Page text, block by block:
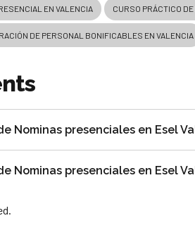
EN VALENCIA CURSO PRÁCTICO
DE PERSONAL BONIFICABLES EN VALENCIA
Nominas presenciales en Esel
Nominas presenciales en Esel